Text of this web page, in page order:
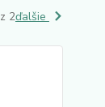
z 2ďalšie